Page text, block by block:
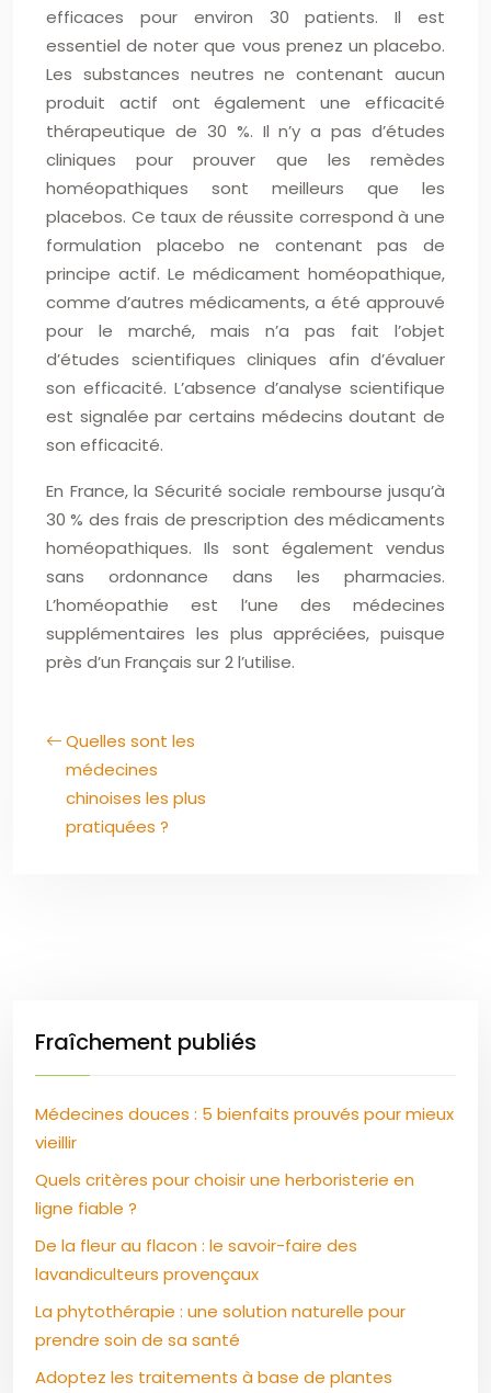
efficaces pour environ 30 patients. Il est
essentiel de noter que vous prenez un placebo.
Les substances neutres ne contenant aucun
produit actif ont également une efficacité
thérapeutique de 30 %. Il n’y a pas d’études
cliniques pour prouver que les remèdes
homéopathiques sont meilleurs que les
placebos. Ce taux de réussite correspond à une
formulation placebo ne contenant pas de
principe actif. Le médicament homéopathique,
comme d’autres médicaments, a été approuvé
pour le marché, mais n’a pas fait l’objet
d’études scientifiques cliniques afin d’évaluer
son efficacité. L’absence d’analyse scientifique
est signalée par certains médecins doutant de
son efficacité.
En France, la Sécurité sociale rembourse jusqu’à
30 % des frais de prescription des médicaments
homéopathiques. Ils sont également vendus
sans ordonnance dans les pharmacies.
L’homéopathie est l’une des médecines
supplémentaires les plus appréciées, puisque
près d’un Français sur 2 l’utilise.
Quelles sont les
médecines
chinoises les plus
pratiquées ?
Fraîchement publiés
Médecines douces : 5 bienfaits prouvés pour mieux
vieillir
Quels critères pour choisir une herboristerie en
ligne fiable ?
De la fleur au flacon : le savoir-faire des
lavandiculteurs provençaux
La phytothérapie : une solution naturelle pour
prendre soin de sa santé
Adoptez les traitements à base de plantes